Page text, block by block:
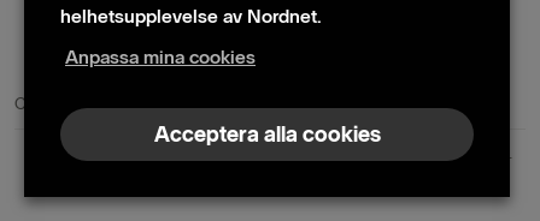
© 2024 Nordnet AB (publ)
Cookie policy|Kontakta oss|Presskontakter
Nordnet AB (publ) | Box 300 99 | 104 25 Stockholm | Reg. nr. 559073-6681
helhetsupplevelse av Nordnet.
Anpassa mina cookies
Acceptera alla cookies